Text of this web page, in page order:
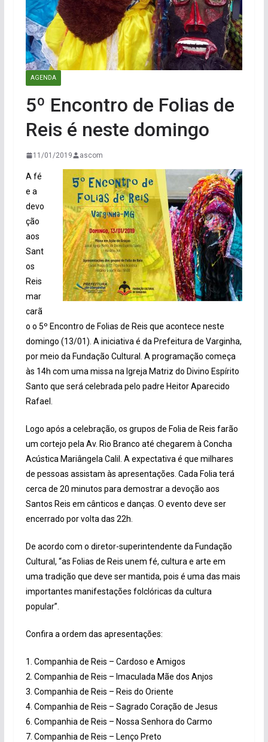
AGENDA
5º Encontro de Folias de
Reis é neste domingo
11/01/2019 ascom
A fé
e a
devo
ção
aos
Sant
os
Reis
mar
carã
o o 5º Encontro de Folias de Reis que acontece neste
domingo (13/01). A iniciativa é da Prefeitura de Varginha,
por meio da Fundação Cultural. A programação começa
às 14h com uma missa na Igreja Matriz do Divino Espírito
Santo que será celebrada pelo padre Heitor Aparecido
Rafael.
Logo após a celebração, os grupos de Folia de Reis farão
um cortejo pela Av. Rio Branco até chegarem à Concha
Acústica Mariângela Calil. A expectativa é que milhares
de pessoas assistam às apresentações. Cada Folia terá
cerca de 20 minutos para demostrar a devoção aos
Santos Reis em cânticos e danças. O evento deve ser
encerrado por volta das 22h.
De acordo com o diretor-superintendente da Fundação
Cultural, “as Folias de Reis unem fé, cultura e arte em
uma tradição que deve ser mantida, pois é uma das mais
importantes manifestações folclóricas da cultura
popular”.
Confira a ordem das apresentações:
1. Companhia de Reis – Cardoso e Amigos
2. Companhia de Reis – Imaculada Mãe dos Anjos
3. Companhia de Reis – Reis do Oriente
4. Companhia de Reis – Sagrado Coração de Jesus
6. Companhia de Reis – Nossa Senhora do Carmo
7. Companhia de Reis – Lenço Preto